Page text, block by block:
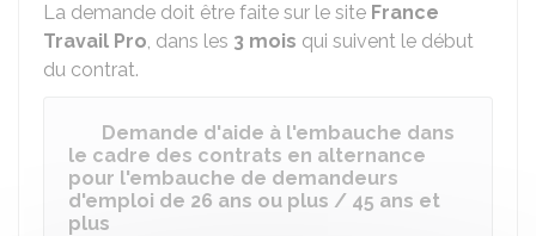
La demande doit être faite sur le site France
Travail Pro, dans les 3 mois qui suivent le début
du contrat.
Demande d'aide à l'embauche dans
le cadre des contrats en alternance
pour l'embauche de demandeurs
d'emploi de 26 ans ou plus / 45 ans et
plus